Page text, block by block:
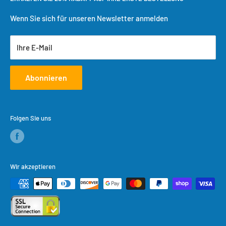
Benutzerkonto erstellen
Rückgaberecht
Servicebedingungen
Wenn Sie sich für unseren Newsletter anmelden
Ihre E-Mail
Abonnieren
Folgen Sie uns
Wir akzeptieren